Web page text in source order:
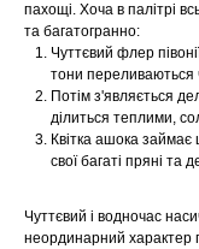
пахощі. Хоча в палітрі
та багатогранно:
Чуттєвий флер
тони переливаються
Потім з'являється
ділиться теплими,
Квітка ашока займає
свої багаті пряні та
Чуттєвий і водночас
неординарний характер